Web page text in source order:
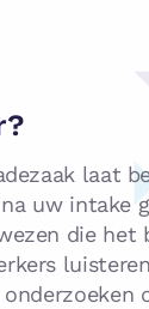
laat
uw intake
die het